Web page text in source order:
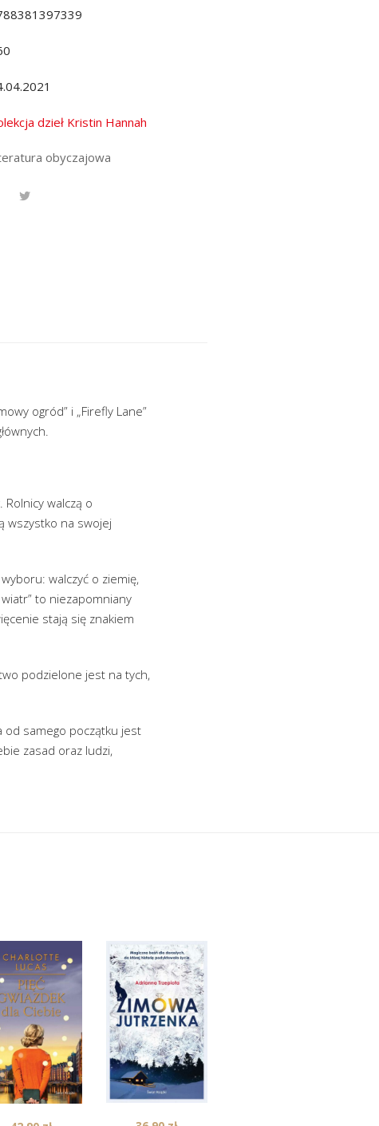
dzieł Kristin Hannah
obyczajowa
ogród” i „Firefly Lane”
walczą o
wszystko na swojej
walczyć o ziemię,
to niezapomniany
stają się znakiem
podzielone jest na tych,
od samego początku jest
zasad oraz ludzi,